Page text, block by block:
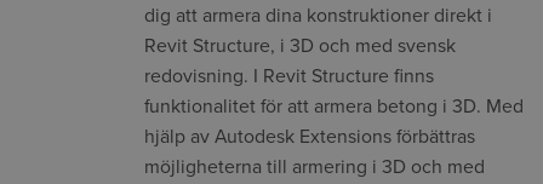
dig att armera dina konstruktioner direkt i
Revit Structure, i 3D och med svensk
redovisning. I Revit Structure finns
funktionalitet för att armera betong i 3D. Med
hjälp av Autodesk Extensions förbättras
möjligheterna till armering i 3D och med